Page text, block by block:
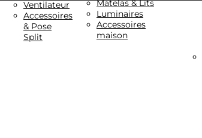
Ventilateur
Accessoires
& Pose
Split
Matelas & Lits
Luminaires
Accessoires
maison